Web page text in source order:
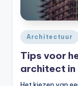
Geplaatst
in
Architectuur
Tips voor
architect